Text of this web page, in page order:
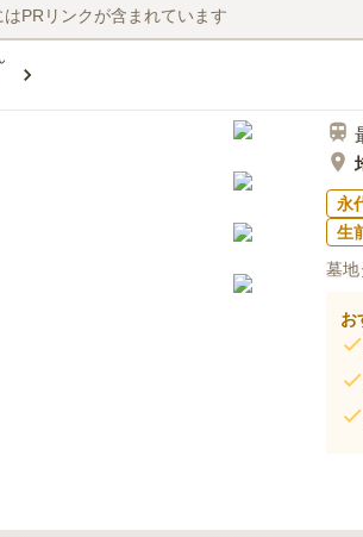
PRリンクが含まれています
永
生
墓地
お